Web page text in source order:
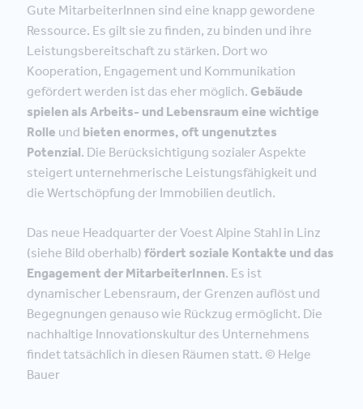
Gute MitarbeiterInnen sind eine knapp gewordene
Ressource. Es gilt sie zu finden, zu binden und ihre
Leistungsbereitschaft zu stärken. Dort wo
Kooperation, Engagement und Kommunikation
gefördert werden ist das eher möglich. Gebäude
spielen als Arbeits- und Lebensraum eine wichtige
Rolle und bieten enormes, oft ungenutztes
Potenzial. Die Berücksichtigung sozialer Aspekte
steigert unternehmerische Leistungsfähigkeit und
die Wertschöpfung der Immobilien deutlich.
Das neue Headquarter der Voest Alpine Stahl in Linz
(siehe Bild oberhalb) fördert soziale Kontakte und das
Engagement der MitarbeiterInnen. Es ist
dynamischer Lebensraum, der Grenzen auflöst und
Begegnungen genauso wie Rückzug ermöglicht. Die
nachhaltige Innovationskultur des Unternehmens
findet tatsächlich in diesen Räumen statt. © Helge
Bauer